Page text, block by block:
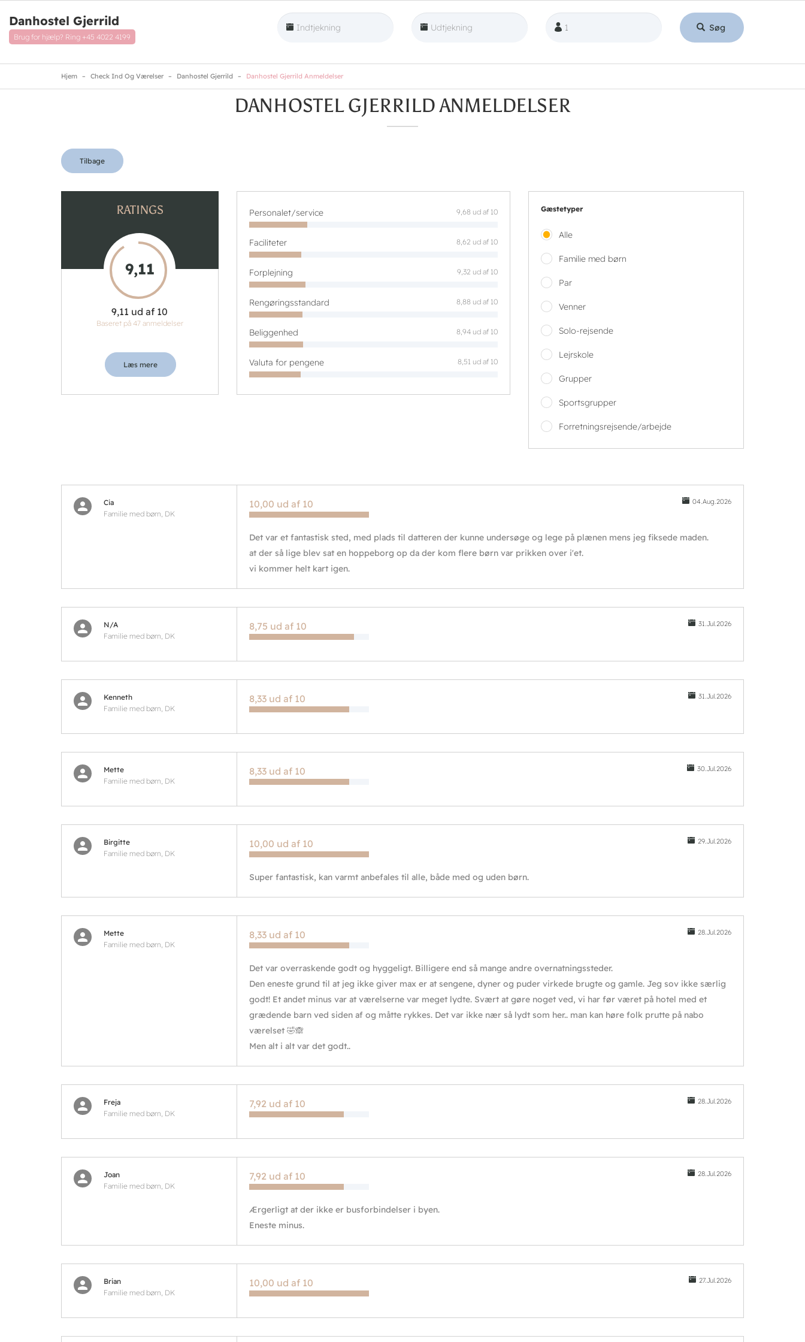
main
content
Danhostel Gjerrild
Brug for hjælp? Ring +45 4022 4199
Søg
Hjem Check Ind Og Værelser Danhostel Gjerrild Danhostel Gjerrild Anmeldelser
DANHOSTEL GJERRILD ANMELDELSER
Tilbage
RATINGS
9,11
9,11 ud af 10
Baseret på 47 anmeldelser
Læs mere
Personalet/service 9,68 ud af 10
Faciliteter 8,62 ud af 10
Forplejning 9,32 ud af 10
Rengøringsstandard 8,88 ud af 10
Beliggenhed 8,94 ud af 10
Valuta for pengene 8,51 ud af 10
Gæstetyper
Alle
Familie med børn
Par
Venner
Solo-rejsende
Lejrskole
Grupper
Sportsgrupper
Forretningsrejsende/arbejde
Cia
Familie med børn, DK
04.Aug.2026
10,00 ud af 10
Det var et fantastisk sted, med plads til datteren der kunne undersøge og lege på plænen mens jeg fiksede maden.
at der så lige blev sat en hoppeborg op da der kom flere børn var prikken over i'et.
vi kommer helt kart igen.
N/A
Familie med børn, DK
31.Jul.2026
8,75 ud af 10
Kenneth
Familie med børn, DK
31.Jul.2026
8,33 ud af 10
Mette
Familie med børn, DK
30.Jul.2026
8,33 ud af 10
Birgitte
Familie med børn, DK
29.Jul.2026
10,00 ud af 10
Super fantastisk, kan varmt anbefales til alle, både med og uden børn.
Mette
Familie med børn, DK
28.Jul.2026
8,33 ud af 10
Det var overraskende godt og hyggeligt. Billigere end så mange andre overnatningssteder.
Den eneste grund til at jeg ikke giver max er at sengene, dyner og puder virkede brugte og gamle. Jeg sov ikke særlig
godt! Et andet minus var at værelserne var meget lydte. Svært at gøre noget ved, vi har før været på hotel med et
grædende barn ved siden af og måtte rykkes. Det var ikke nær så lydt som her.. man kan høre folk prutte på nabo
værelset 🤣🙈
Men alt i alt var det godt..
Freja
Familie med børn, DK
28.Jul.2026
7,92 ud af 10
Joan
Familie med børn, DK
28.Jul.2026
7,92 ud af 10
Ærgerligt at der ikke er busforbindelser i byen.
Eneste minus.
Brian
Familie med børn, DK
27.Jul.2026
10,00 ud af 10